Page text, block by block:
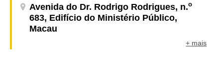
Avenida do Dr. Rodrigo Rodrigues, n.o
683, Edifício do Ministério Público,
Macau
+ mais